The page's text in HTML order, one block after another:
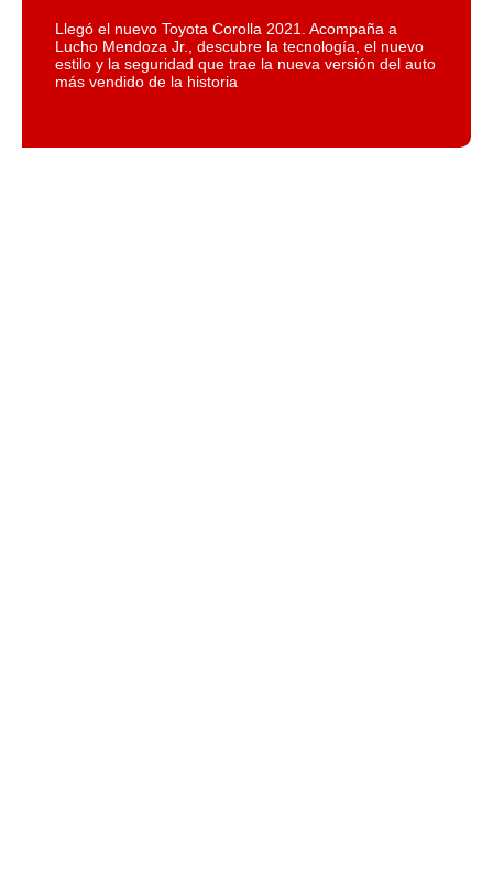
Llegó el nuevo Toyota Corolla 2021. Acompaña a
Lucho Mendoza Jr., descubre la tecnología, el nuevo
estilo y la seguridad que trae la nueva versión del auto
más vendido de la historia